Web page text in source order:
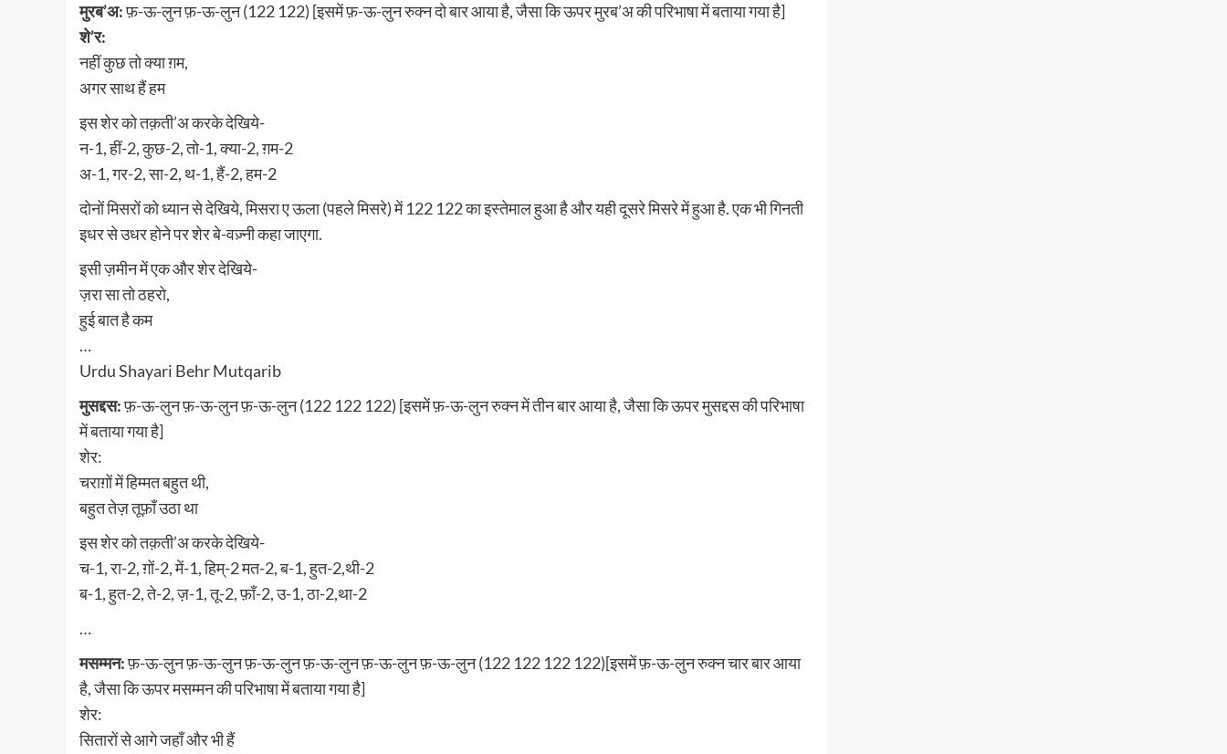
मुरब’अ:फ़-ऊ-लुन फ़-ऊ-लुन (122 122) [इसमें फ़-ऊ-लुन रुक्न दो बार आया है, जैसा कि ऊपर मुरब’अ की परिभाषा में बताया गया है]
शे’र:
नहीं कुछ तो क्या ग़म,
अगर साथ हैं हम
इस शेर को तक़ती’अ करके देखिये-
न-1, हीं-2, कुछ-2, तो-1, क्या-2, ग़म-2
अ-1, गर-2, सा-2, थ-1, हैं-2, हम-2
दोनों मिसरों को ध्यान से देखिये, मिसरा ए ऊला (पहले मिसरे) में 122 122 का इस्तेमाल हुआ है और यही दूसरे मिसरे में हुआ है. एक भी गिनती
इधर से उधर होने पर शेर बे-वज़्नी कहा जाएगा.
इसी ज़मीन में एक और शेर देखिये-
ज़रा सा तो ठहरो,
हुई बात है कम
…
Urdu Shayari Behr Mutqarib
मुसद्दस:फ़-ऊ-लुन फ़-ऊ-लुन फ़-ऊ-लुन (122 122 122) [इसमें फ़-ऊ-लुन रुक्न में तीन बार आया है, जैसा कि ऊपर मुसद्दस की परिभाषा
में बताया गया है]
शेर:
चराग़ों में हिम्मत बहुत थी,
बहुत तेज़ तूफ़ाँ उठा था
इस शेर को तक़ती’अ करके देखिये-
च-1, रा-2, ग़ों-2, में-1, हिम्-2 मत-2, ब-1, हुत-2,थी-2
ब-1, हुत-2, ते-2, ज़-1, तू-2, फ़ाँ-2, उ-1, ठा-2,था-2
…
मसम्मन:फ़-ऊ-लुन फ़-ऊ-लुन फ़-ऊ-लुन फ़-ऊ-लुन फ़-ऊ-लुन फ़-ऊ-लुन (122 122 122 122)[इसमें फ़-ऊ-लुन रुक्न चार बार आया
है, जैसा कि ऊपर मसम्मन की परिभाषा में बताया गया है]
शेर:
सितारों से आगे जहाँ और भी हैं